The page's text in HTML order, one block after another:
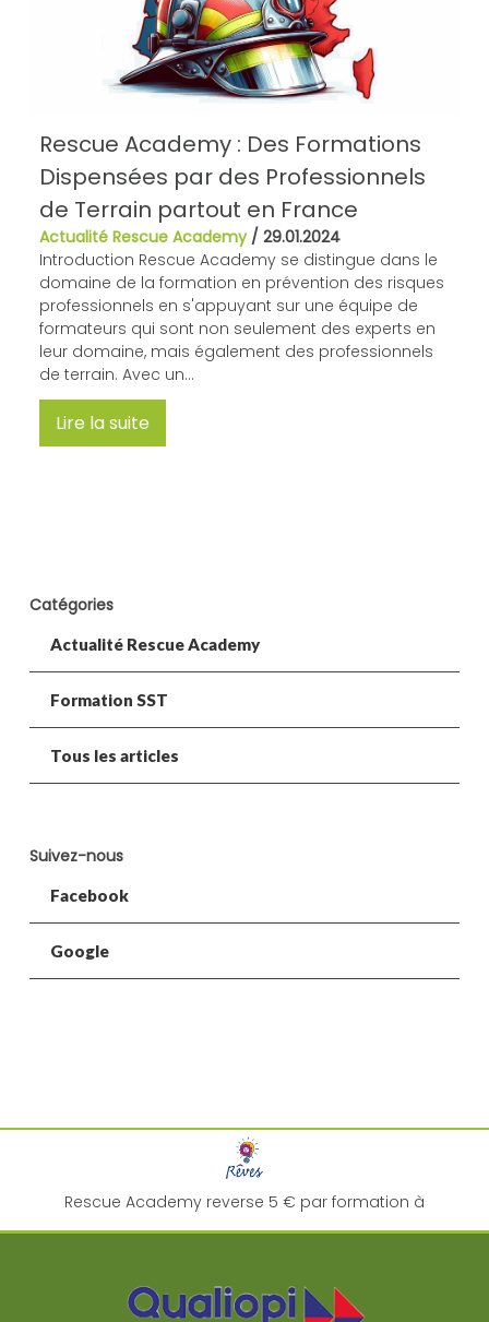
Rescue Academy : Des Formations
Dispensées par des Professionnels
de Terrain partout en France
Actualité Rescue Academy / 29.01.2024
Introduction Rescue Academy se distingue dans le
domaine de la formation en prévention des risques
professionnels en s'appuyant sur une équipe de
formateurs qui sont non seulement des experts en
leur domaine, mais également des professionnels
de terrain. Avec un...
Lire la suite
Catégories
Actualité Rescue Academy
Formation SST
Tous les articles
Suivez-nous
Facebook
Google
Rescue Academy reverse 5 € par formation à
malade !